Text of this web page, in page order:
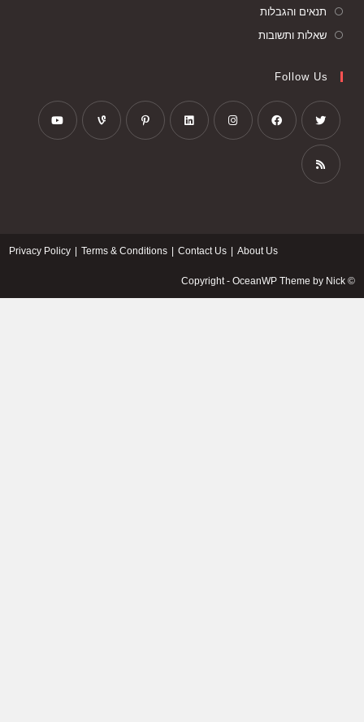
תנאים והגבלות
שאלות ותשובות
Follow Us
About Us
Contact Us
Terms & Conditions
Privacy Policy
© Copyright - OceanWP Theme by Nick